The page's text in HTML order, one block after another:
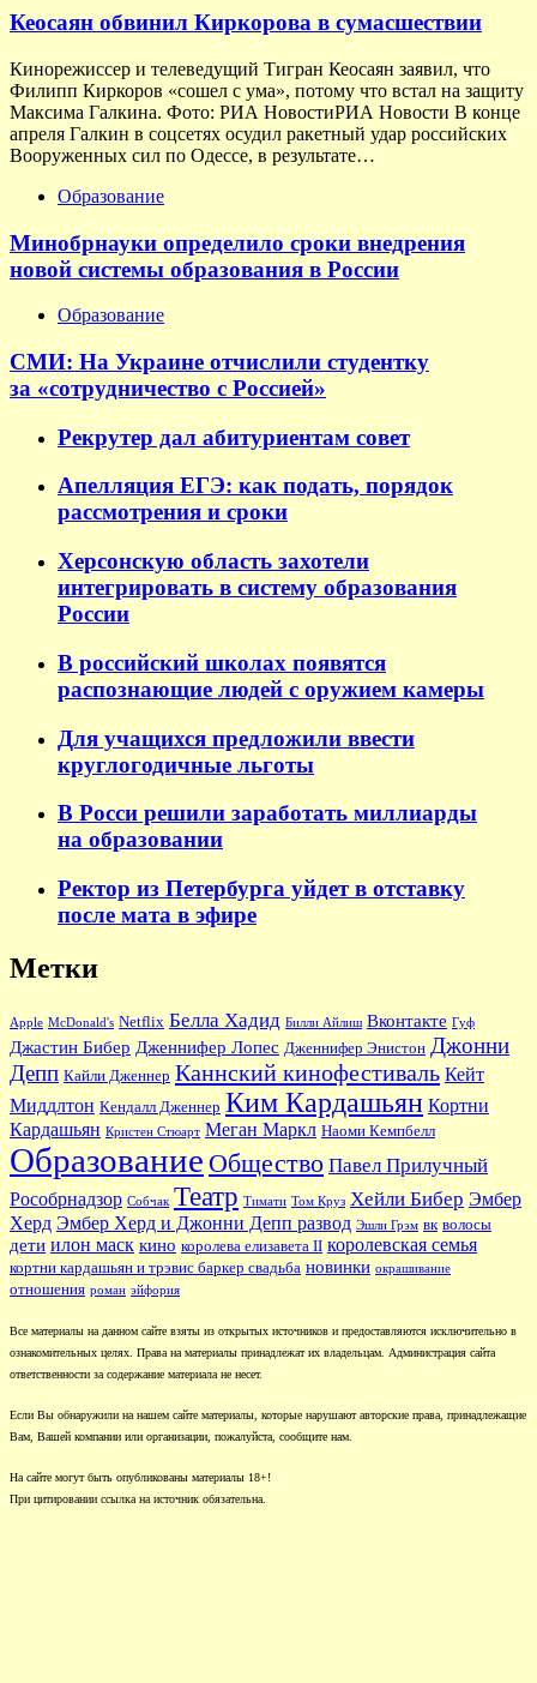
Кеосаян обвинил Киркорова в сумасшествии
Кинорежиссер и телеведущий Тигран Кеосаян заявил, что
Филипп Киркоров «сошел с ума», потому что встал на защиту
Максима Галкина. Фото: РИА НовостиРИА Новости В конце
апреля Галкин в соцсетях осудил ракетный удар российских
Вооруженных сил по Одессе, в результате…
Образование
Минобрнауки определило сроки внедрения
новой системы образования в России
Образование
СМИ: На Украине отчислили студентку
за «сотрудничество с Россией»
Рекрутер дал абитуриентам совет
Апелляция ЕГЭ: как подать, порядок
рассмотрения и сроки
Херсонскую область захотели
интегрировать в систему образования
России
В российский школах появятся
распознающие людей с оружием камеры
Для учащихся предложили ввести
круглогодичные льготы
В Росси решили заработать миллиарды
на образовании
Ректор из Петербурга уйдет в отставку
после мата в эфире
Метки
Apple McDonald's Netflix Белла Хадид Билли Айлиш Вконтакте Гуф
Джастин Бибер Дженнифер Лопес Дженнифер Энистон Джонни
Депп Кайли Дженнер Каннский кинофестиваль Кейт
Миддлтон Кендалл Дженнер Ким Кардашьян Кортни
Кардашьян Кристен Стюарт Меган Маркл Наоми Кемпбелл
Образование Общество Павел Прилучный
Рособрнадзор Собчак Театр Тимати Том Круз Хейли Бибер Эмбер
Херд Эмбер Херд и Джонни Депп развод Эшли Грэм вк волосы
дети илон маск кино королева елизавета II королевская семья
кортни кардашьян и трэвис баркер свадьба новинки окрашивание
отношения роман эйфория
Все материалы на данном сайте взяты из открытых источников и предоставляются исключительно в
ознакомительных целях. Права на материалы принадлежат их владельцам. Администрация сайта
ответственности за содержание материала не несет.
Если Вы обнаружили на нашем сайте материалы, которые нарушают авторские права, принадлежащие
Вам, Вашей компании или организации, пожалуйста, сообщите нам.
На сайте могут быть опубликованы материалы 18+!
При цитировании ссылка на источник обязательна.